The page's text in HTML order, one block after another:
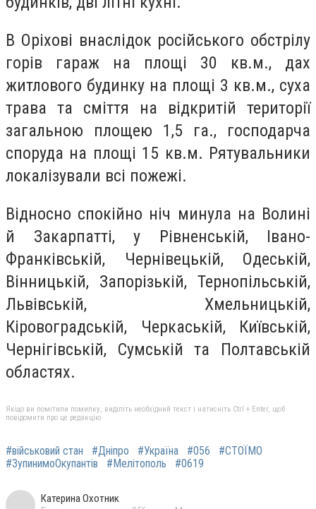
В Оріхові внаслідок російського обстрілу
горів гараж на площі 30 кв.м., дах
житлового будинку на площі 3 кв.м., суха
трава та сміття на відкритій території
загальною площею 1,5 га., господарча
споруда на площі 15 кв.м. Рятувальники
локалізували всі пожежі.
Відносно спокійно ніч минула на Волині
й Закарпатті, у Рівненській, Івано-
Франківській, Чернівецькій, Одеській,
Вінницькій, Запорізькій, Тернопільській,
Львівській, Хмельницькій,
Кіровоградській, Черкаській, Київській,
Чернігівській, Сумській та Полтавській
областях.
Якщо ви помітили помилку, виділіть необхідний текст і натисніть Ctrl + Enter, щоб
повідомити про це редакцію
#військовий стан #Дніпро #Україна #056
#СТОЇМО
#ЗупинимоОкупантів
#Мелітополь #0619
Катерина Охотник